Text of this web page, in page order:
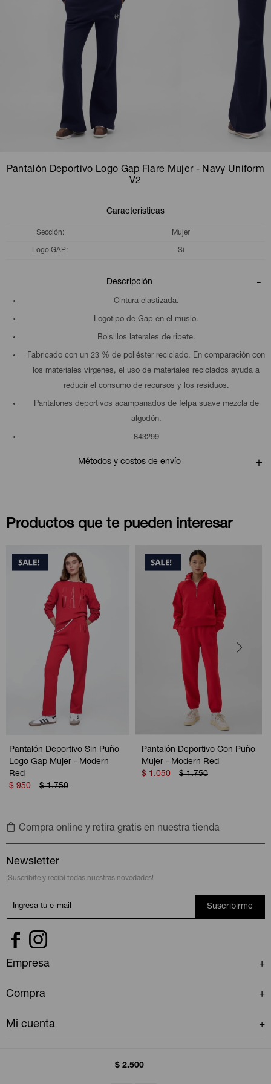
Pantalòn Deportivo Logo Gap Flare Mujer - Navy Uniform
V2
$ 2.500
Características
Sección Mujer
Logo GAP Si
Descripción
Cintura elastizada.
Logotipo de Gap en el muslo.
Bolsillos laterales de ribete.
Fabricado con un 23 % de poliéster reciclado. En comparación con
los materiales vírgenes, el uso de materiales reciclados ayuda a
reducir el consumo de recursos y los residuos.
Pantalones deportivos acampanados de felpa suave mezcla de
algodón.
843299
Métodos y costos de envío
Productos que te pueden interesar
Pantalón Deportivo Sin Puño
Logo Gap Mujer - Modern
Red
$ 950 $ 1.750
Pantalón Deportivo Con Puño
Mujer - Modern Red
$ 1.050 $ 1.750
Compra online y retira gratis en nuestra tienda
Newsletter
¡Suscribite y recibí todas nuestras novedades!
Suscribirme
 
Empresa
Compra
Mi cuenta
Camperas
Musculosas
Vestidos y polleras
Calzas
Camperas
Chalecos
Ropa interior
Camperas
Chalecos
Ropa interior
Camperas